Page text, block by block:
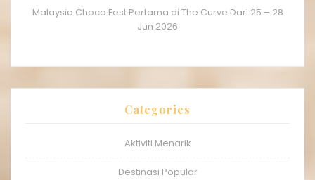
Malaysia Choco Fest Pertama di The Curve Dari 25 – 28
Jun 2026
Categories
Aktiviti Menarik
Destinasi Popular